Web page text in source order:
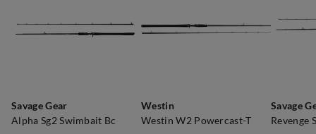
Savage Gear
Alpha Sg2 Swimbait Bc
Westin
Westin W2 Powercast-T
Savage
Revenge